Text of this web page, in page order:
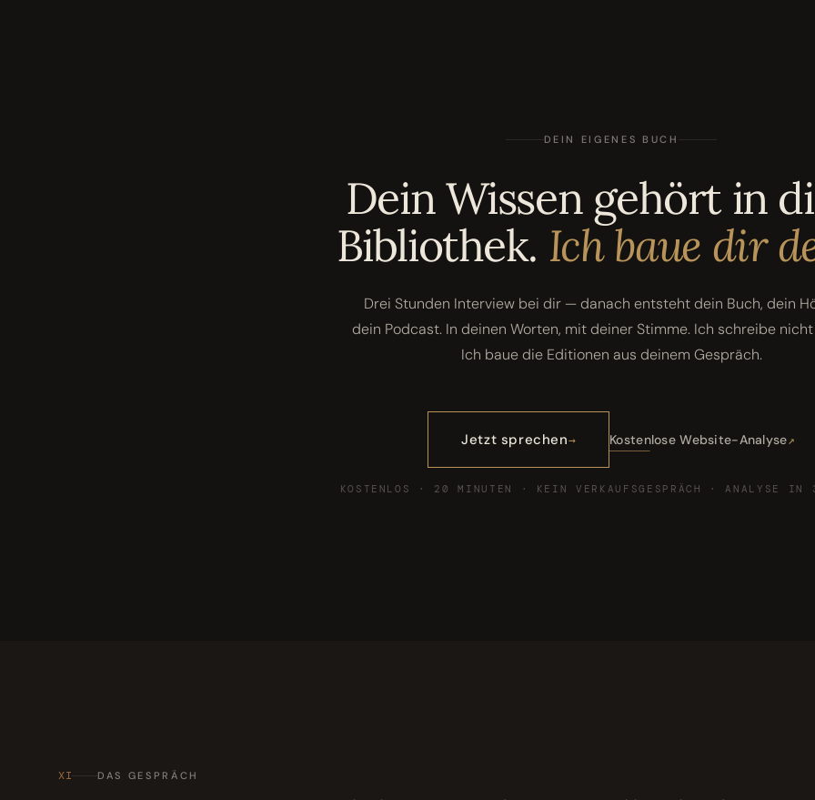
DEIN EIGENES BUCH
Dein Wissen gehört in
Bibliothek. Ich baue dir
Drei Stunden Interview bei dir — danach entsteht dein Buch, dein
dein Podcast. In deinen Worten, mit deiner Stimme. Ich schreibe
Ich baue die Editionen aus deinem Gespräch.
Jetzt sprechen Kostenlose Website-Analyse
KOSTENLOS · 20 MINUTEN · KEIN VERKAUFSGESPRÄCH · ANALYSE IN
XI DAS GESPRÄCH